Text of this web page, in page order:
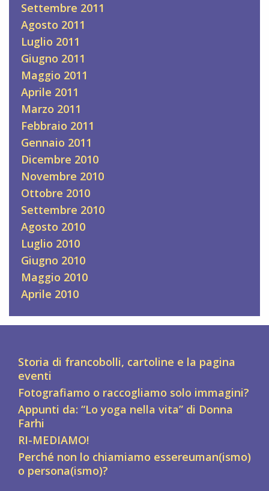
Settembre 2011
Agosto 2011
Luglio 2011
Giugno 2011
Maggio 2011
Aprile 2011
Marzo 2011
Febbraio 2011
Gennaio 2011
Dicembre 2010
Novembre 2010
Ottobre 2010
Settembre 2010
Agosto 2010
Luglio 2010
Giugno 2010
Maggio 2010
Aprile 2010
Storia di francobolli, cartoline e la pagina
eventi
Fotografiamo o raccogliamo solo immagini?
Appunti da: “Lo yoga nella vita” di Donna
Farhi
RI-MEDIAMO!
Perché non lo chiamiamo essereuman(ismo)
o persona(ismo)?